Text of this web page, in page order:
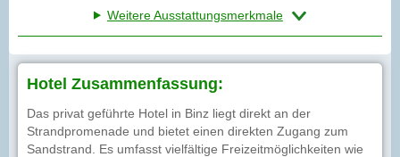
Weitere Ausstattungsmerkmale
Hotel Zusammenfassung:
Das privat geführte Hotel in Binz liegt direkt an der
Strandpromenade und bietet einen direkten Zugang zum
Sandstrand. Es umfasst vielfältige Freizeitmöglichkeiten wie